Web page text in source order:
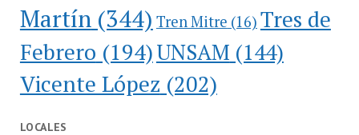
Martín(344) Tren Mitre (16) Tres de
Febrero (194)UNSAM (144)
Vicente López (202)
LOCALES